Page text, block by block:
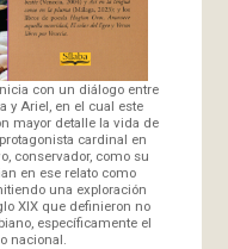
con un diálogo entre
y Ariel, en el cual este
mayor detalle la vida de
cardinal en
conservador, como su
en ese relato como
una exploración
XIX que definieron no
específicamente el
nacional.